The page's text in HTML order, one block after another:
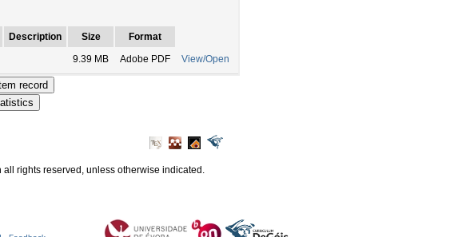
Description Size
Format
9.39 MB Adobe PDF View/Open
all rights reserved, unless otherwise indicated.